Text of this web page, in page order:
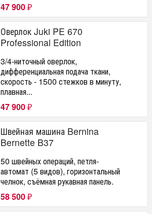
47 900 ₽
Оверлок Juki PE 670
Professional Edition
3/4-ниточный оверлок,
дифференциальная подача ткани,
скорость - 1500 стежков в минуту,
плавная...
47 900 ₽
Швейная машина Bernina
Bernette B37
50 швейных операций, петля-
автомат (5 видов), горизонтальный
челнок, съёмная рукавная панель.
58 500 ₽